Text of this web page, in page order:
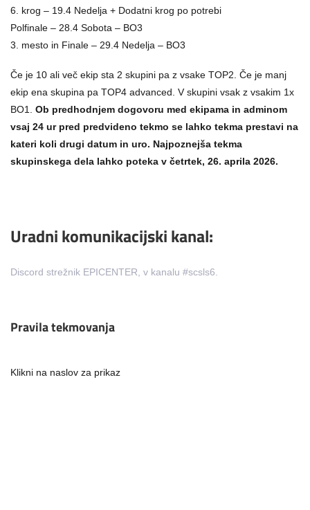
6. krog – 19.4 Nedelja + Dodatni krog po potrebi
Polfinale – 28.4 Sobota – BO3
3. mesto in Finale – 29.4 Nedelja – BO3
Če je 10 ali več ekip sta 2 skupini pa z vsake TOP2. Če je manj
ekip ena skupina pa TOP4 advanced. V skupini vsak z vsakim 1x
BO1. Ob predhodnjem dogovoru med ekipama in adminom
vsaj 24 ur pred predvideno tekmo se lahko tekma prestavi na
kateri koli drugi datum in uro. Najpoznejša tekma
skupinskega dela lahko poteka v četrtek, 26. aprila 2026.
Uradni komunikacijski kanal:
Discord strežnik EPICENTER, v kanalu #scsls6.
Pravila tekmovanja
Klikni na naslov za prikaz